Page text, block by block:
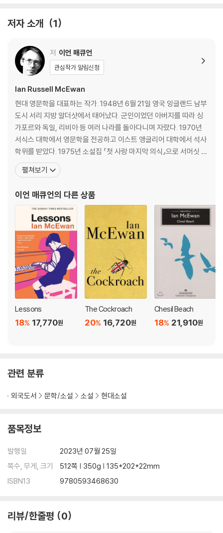
어두었던 과거의 인물을 소환한다. 그의 삶에 지진을 일으킨 사람, 평생토
제목 ‘레슨(Lessons)’에는 두 가지 의미가 있다. 피아노 레슨과 인생의 교
훈이 그것이다. 미리엄은 어리숙한 소년인 롤런드에게 극단적인 사랑의 감
인생 전체에 그림자를 드리우는 그녀의 존재감은 사랑과 원한, 용서에 대
한 교훈을 일깨운다. 또한 미소 냉전, 베를린장벽 붕괴, 체르노빌 원전 사
고, 코로나 사태 등 굵직한 역사적 사건을 헤치며 살아온 롤런드의 일생은
역사가 개인의 삶에 어떻게 영향을 미치는지, 진정 행복한 삶이란 무엇인
지에 대한 물음을 던지며 우리의 삶을 되돌아보게 한다.
NEW YORK TIMES BEST SELLER * A NEW YORKER ESSENTI
AL READ * From the Booker Prize-winning author of Atone
one man's life across generations and historical upheaval
s. From the Suez Crisis to the Cuban Missile Crisis, the fall
of the Berlin Wall to the current pandemic, Roland Baines
sometimes rides with the tide of history, but more often
struggles against it.
A BEST BOOK OF THE YEAR: Vogue * The New Yorker
“Masterful.... McEwan is a storyteller at the peak of his po
wers…. One of the joys of the novel is the way it weaves hi
story into Roland’s biography…. The pleasure in reading th
War and the Iron Curtain has closed, eleven-year-old Roland B
aines's life is turned upside down. Two thousand miles from hi
s mother's protective love, stranded at an unusual boarding s
chool, his vulnerability attracts piano teacher Miss Miriam Corn
de.
Now, when his wife vanishes, leaving him alone with his tiny so
n, Roland is forced to confront the reality of his restless exist
he begins a search for answers that looks deep into his family
Haunted by lost opportunities, Roland seeks solace through e
저자 소개 1
저 이언 매큐언
관심작가 알림신청
Ian Russell McEwan
현대 영문학을 대표하는 작가. 1948년 6월 21일 영국 잉글랜드 남부
도시 서리 지방 알더샷에서 태어났다. 군인이었던 아버지를 따라 싱
가포르와 독일, 리비아 등 여러 나라를 돌아다니며 자랐다. 1970년
서식스 대학에서 영문학을 전공하고 이스트 앵글리어 대학에서 석사
학위를 받았다. 1975년 소설집 『첫 사랑 마지막 의식』으로 서머싯 몸
상을 받으며 화려하게 데뷔했고 이후 1987년 『차일드 인 타임』으로
휫브레드상을 받았고, 1992년 『검은 개』를 발표해 『위험한 이방인』
으로 부커상을 수상했다. 2001년
펼쳐보기
이언 매큐언의 다른 상품
Lessons
17,770원
18%
The Cockroach
16,720원
20%
Chesil Beach
21,910원
18%
관련 분류
외국도서 문학/소설 소설 현대소설
품목정보
발행일
2023년 07월 25일
쪽수, 무게, 크기
512쪽 | 350g | 135*202*22mm
ISBN13
9780593468630
리뷰/한줄평 0